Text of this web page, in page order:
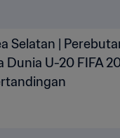
Selatan |
Dunia U-20 FIFA